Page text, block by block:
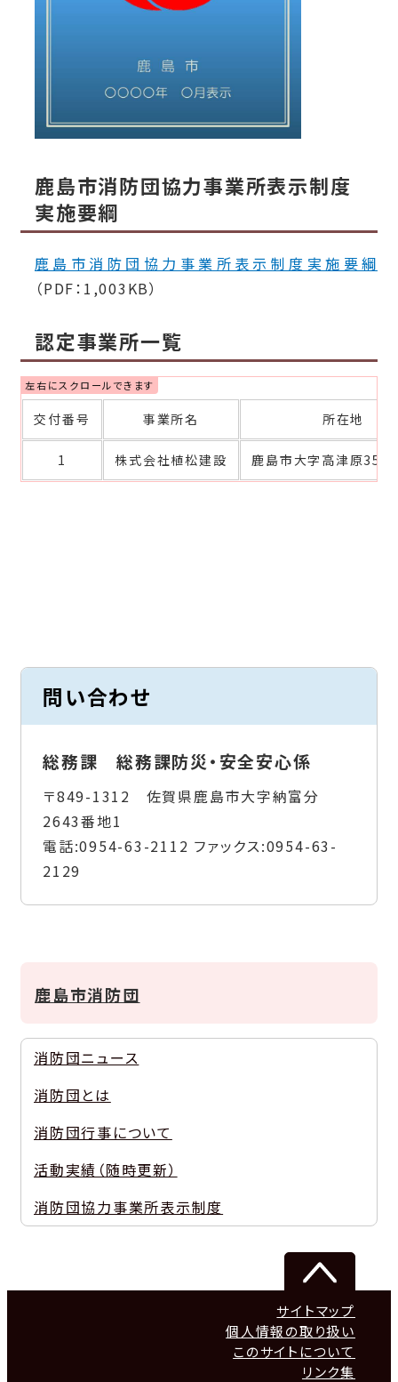
鹿島市消防団協力事業所表示制度
実施要綱
鹿島市消防団協力事業所表示制度実施要綱
（PDF：1,003KB）
認定事業所一覧
交付番号 事業所名 所在地
1 株式会社植松建設 鹿島市大字高津原
問い合わせ
総務課 総務課防災・安全安心係
〒849-1312 佐賀県鹿島市大字納富分
2643番地1
電話:0954-63-2112 ファックス:0954-63-
2129
鹿島市消防団
消防団ニュース
消防団とは
消防団行事について
活動実績（随時更新）
消防団協力事業所表示制度
サイトマップ
個人情報の取り扱い
このサイトについて
リンク集